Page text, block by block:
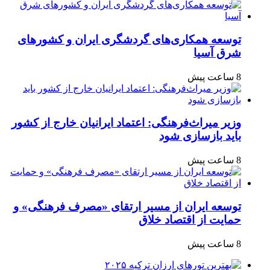
توسعه همکاری‌های گردشگری ایران و کشورهای
شرق آسیا
8 ساعت پیش
وزیر میراث‌فرهنگی: اعتماد ایرانیان خارج از کشور
باید بازسازی شود
8 ساعت پیش
توسعه ایران از مسیر ارتقای «مصرف فرهنگی» و
حمایت از اقتصاد خلاق
8 ساعت پیش